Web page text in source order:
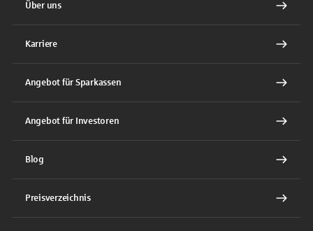
Über uns
Karriere
Angebot für Sparkassen
Angebot für Investoren
Blog
Preisverzeichnis